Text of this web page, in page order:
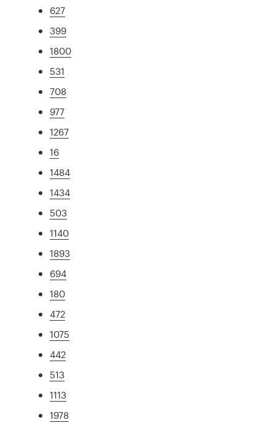
627
399
1800
531
708
977
1267
16
1484
1434
503
1140
1893
694
180
472
1075
442
513
1113
1978